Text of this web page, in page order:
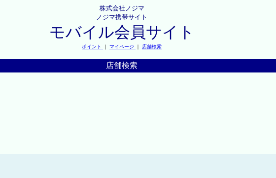
株式会社ノジマ
ノジマ携帯サイト
モバイル会員サイト
ポイント ｜ マイページ ｜ 店舗検索
店舗検索